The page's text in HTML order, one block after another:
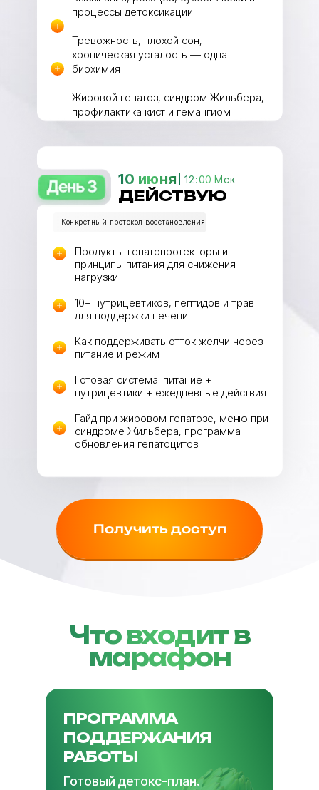
процессы детоксикации
Тревожность, плохой сон,
хроническая усталость — одна
биохимия
Жировой гепатоз, синдром Жильбера,
профилактика кист и гемангиом
Продукты-гепатопротекторы и
принципы питания для снижения
нагрузки
10+ нутрицевтиков, пептидов и трав
для поддержки печени
Как поддерживать отток желчи через
питание и режим
Готовая система: питание +
нутрицевтики + ежедневные действия
Гайд при жировом гепатозе, меню при
синдроме Жильбера, программа
обновления гепатоцитов
10 июня
ДЕЙСТВУЮ
Конкретный протокол восстановления
Получить доступ
| 12:00 Мск
Что входит в
марафон
ПРОГРАММА
ПОДДЕРЖАНИЯ
РАБОТЫ
Готовый детокс-план.